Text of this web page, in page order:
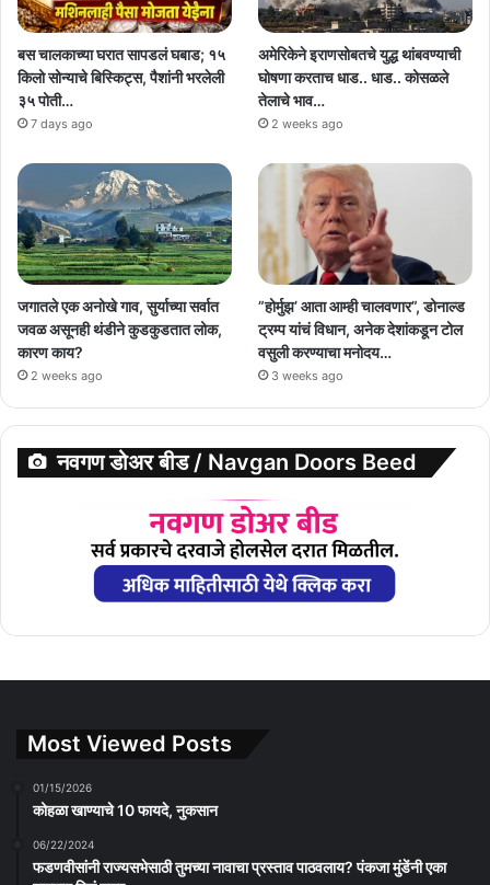
बस चालकाच्या घरात सापडलं घबाड; १५
किलो सोन्याचे बिस्किट्स, पैशांनी भरलेली
३५ पोती…
7 days ago
अमेरिकेने इराणसोबतचे युद्ध थांबवण्याची
घोषणा करताच धाड.. धाड.. कोसळले
तेलाचे भाव…
2 weeks ago
जगातले एक अनोखे गाव, सुर्याच्या सर्वात
जवळ असूनही थंडीने कुडकुडतात लोक,
कारण काय?
2 weeks ago
”होर्मुझ’ आता आम्ही चालवणार”, डोनाल्ड
ट्रम्प यांचं विधान, अनेक देशांकडून टोल
वसुली करण्याचा मनोदय…
3 weeks ago
नवगण डोअर बीड / Navgan Doors Beed
Most Viewed Posts
01/15/2026
कोहळा खाण्याचे 10 फायदे, नुकसान
06/22/2024
फडणवीसांनी राज्यसभेसाठी तुमच्या नावाचा प्रस्ताव पाठवलाय? पंकजा मुंडेंनी एका